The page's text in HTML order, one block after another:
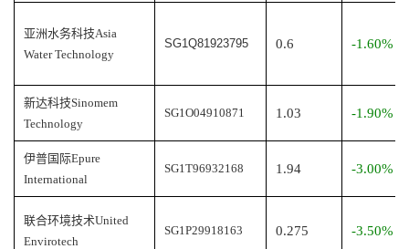
亚洲水务科技Asia
Water Technology
SG1Q81923795 0.6 -1.60%
新达科技Sinomem
Technology
SG1O04910871 1.03 -1.90%
伊普国际Epure
International
SG1T96932168 1.94 -3.00%
联合环境技术United
Envirotech
SG1P29918163 0.275 -3.50%